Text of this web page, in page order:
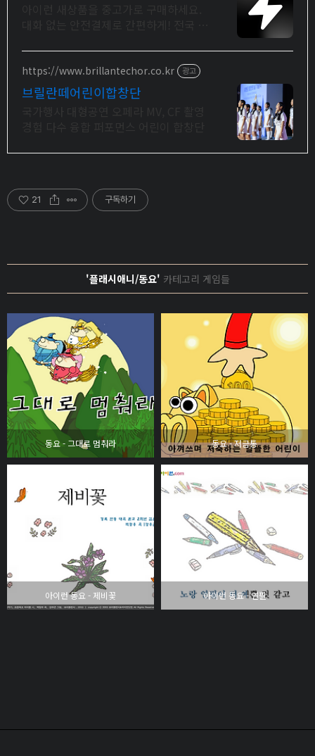
10만 개 이상의 신규 상품 업로드
https://www.brillantechor.co.kr 광고
브릴란떼어린이합창단
21 구독하기
'플래시애니/동요' 카테고리 게임들
동요 - 그대로 멈춰라 동요 - 저금통
아이런 동요 - 제비꽃 아이런 동요 - 연필